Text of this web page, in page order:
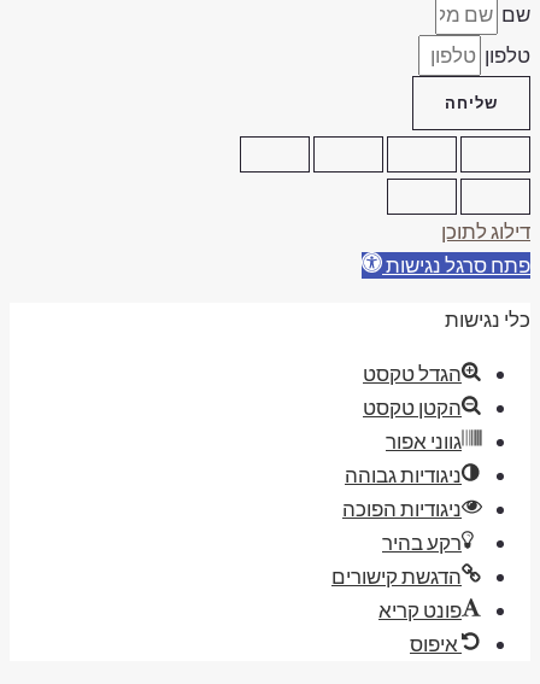
שליחה
לתוכן
סרגל נגישות
נגישות
הגדל טקסט
הקטן טקסט
גווני אפור
ניגודיות גבוהה
ניגודיות הפוכה
רקע בהיר
הדגשת קישורים
פונט קריא
איפוס